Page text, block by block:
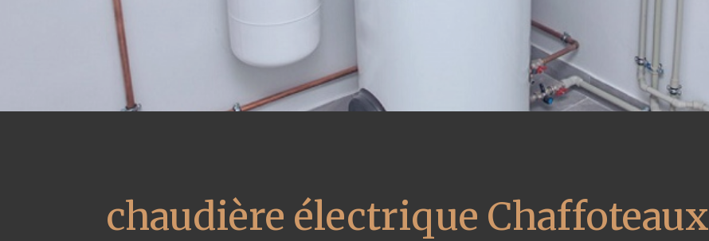
chaudière électrique Chaffoteaux